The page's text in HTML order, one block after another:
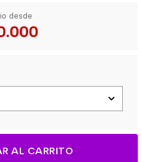
desde
AL CARRITO